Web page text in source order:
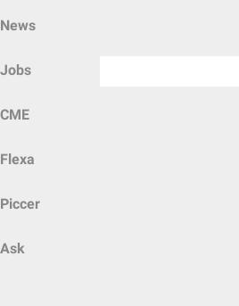
News
Jobs
CME
Flexa
Piccer
Ask